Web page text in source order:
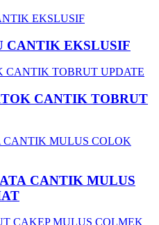
CANTIK EKSLUSIF
CANTIK TOBRUT
CANTIK MULUS